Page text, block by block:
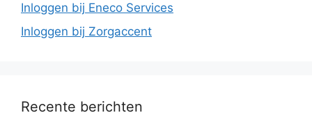
Inloggen bij Eneco Services
Inloggen bij Zorgaccent
Recente berichten